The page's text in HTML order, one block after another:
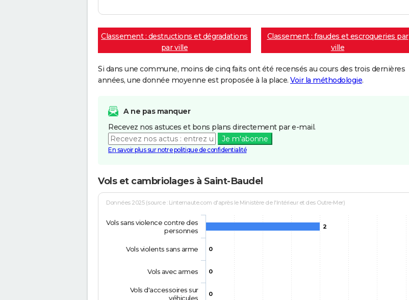
Classement : destructions et dégradations
par ville
Classement : fraudes et escroqueries par
ville
Si dans une commune, moins de cinq faits ont été recensés au cours des trois dernières
années, une donnée moyenne est proposée à la place. Voir la méthodologie.
A ne pas manquer
Recevez nos astuces et bons plans directement par e-mail.
Je m'abonne
En savoir plus sur notre politique de confidentialité
Vols et cambriolages à Saint-Baudel
Données 2025 (source : Linternaute.com d'après le Ministère de l'Intérieur et des Outre-Mer)
2
0
0
0
Vols sans violence contre des
personnes
Vols violents sans arme
Vols avec armes
Vols d'accessoires sur
véhicules